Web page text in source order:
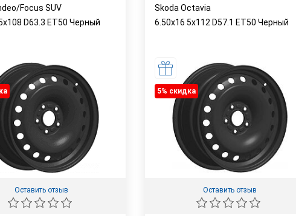
Focus SUV
D63.3 ET50 Черный
Оставить отзыв
Skoda Octavia
6.50x16 5x112 D57.1 ET50 Черный
5% cкидка
Оставить отзыв